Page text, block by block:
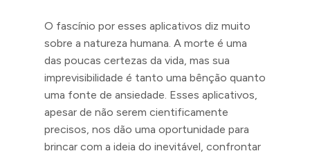
O fascínio por esses aplicativos diz muito
sobre a natureza humana. A morte é uma
das poucas certezas da vida, mas sua
imprevisibilidade é tanto uma bênção quanto
uma fonte de ansiedade. Esses aplicativos,
apesar de não serem cientificamente
precisos, nos dão uma oportunidade para
brincar com a ideia do inevitável, confrontar